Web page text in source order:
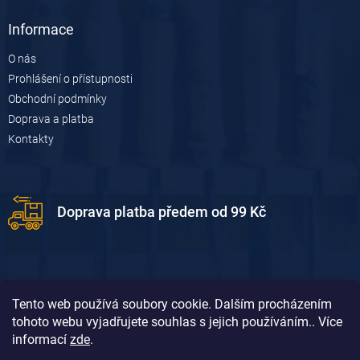
Tento web používá soubory cookie. Dalším procházením
tohoto webu vyjadřujete souhlas s jejich používáním.. Více
informací zde.
Informace
O nás
Prohlášení o přístupnosti
Obchodní podmínky
Doprava a platba
Kontakty
Doprava platba předem od 99 Kč
Doprava platba dobírkou od 119 Kč